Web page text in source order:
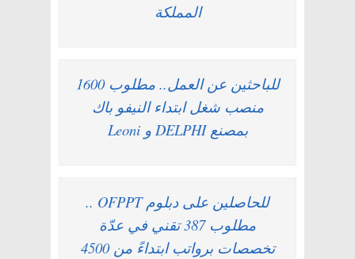
المملكة
للباحثين عن العمل.. مطلوب 1600
منصب شغل ابتداء النيفو باك
بمصنع DELPHI و Leoni
للحاصلين على دبلوم OFPPT ..
مطلوب 387 تقني في عدّة
تخصصات برواتب ابتداءً من 4500